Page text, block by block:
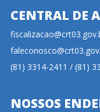
CENTRAL DE
(81) 3314-2411 / (81)
NOSSOS